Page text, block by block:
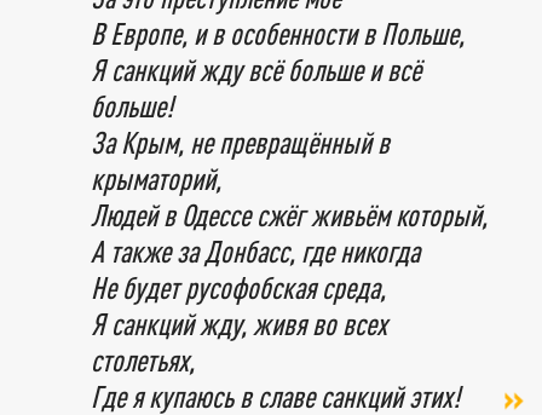
В Европе, и в особенности в Польше,
Я санкций жду всё больше и всё
больше!
За Крым, не превращённый в
крыматорий,
Людей в Одессе сжёг живьём который,
А также за Донбасс, где никогда
Не будет русофобская среда,
Я санкций жду, живя во всех
столетьях,
Где я купаюсь в славе санкций этих!